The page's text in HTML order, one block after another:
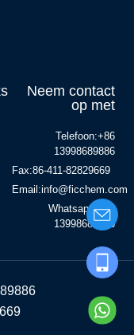
Neem contact
op met
Telefoon:+86
13998689886
Fax:86-411-82829669
Email:info@ficchem.com
Whatsapp:+86
13998689886